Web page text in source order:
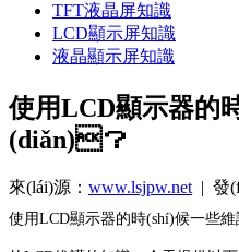
TFT液晶屏知識
LCD顯示屏知識
液晶顯示屏知識
使用LCD顯示器的
(diǎn)？
來(lái)源： www.lsjpw.net | 發
使用LCD顯示器的時(shí)候一些維